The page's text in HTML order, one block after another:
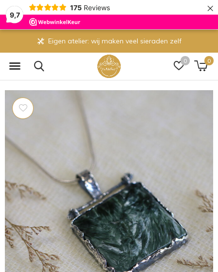
9,7
175 Reviews ×
0 0
Eigen atelier: wij maken veel sieraden zelf